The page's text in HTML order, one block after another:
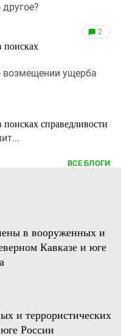
поисках
2
возмещении ущерба
справедливости
ВСЕ БЛОГИ
в вооруженных и
Кавказе и юге
и террористических
России